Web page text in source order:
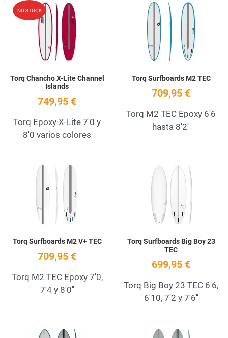
NO STOCK Add to Wishlist
Torq Chancho X-Lite Channel
Islands
749,95 €
Torq Epoxy X-Lite 7'0 y
8'0 varios colores
Torq Surfboards M2 TEC
709,95 €
Torq M2 TEC Epoxy 6'6
hasta 8'2''
Add to Wishlist
Torq Surfboards M2 V+ TEC
709,95 €
Torq M2 TEC Epoxy 7'0,
7'4 y 8'0''
Torq Surfboards Big Boy 23
TEC
699,95 €
Torq Big Boy 23 TEC 6'6,
6'10, 7'2 y 7'6''
Add to Wishlist